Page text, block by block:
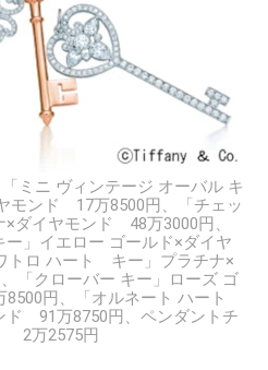
ミニ ヴィンテージ オーバル キ
モンド 17万8500円、「チェッ
ダイヤモンド 48万3000円、
ー」イエロー ゴールド×ダイヤ
トロ ハート キー」プラチナ×
「クローバー キー」ローズ ゴ
円、「オルネート ハート
ド 91万8750円、ペンダントチ
2万2575円